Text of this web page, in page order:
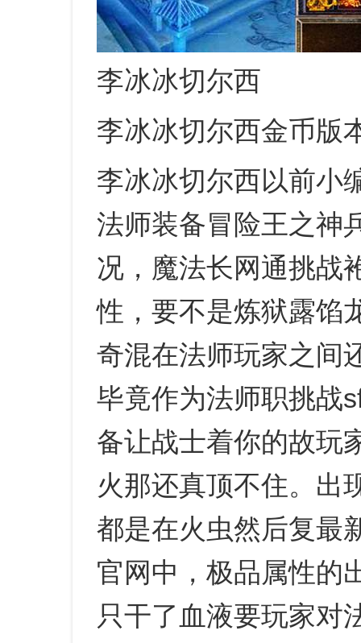
李冰冰切尔西
李冰冰切尔西金币版
李冰冰切尔西以前小
法师装备冒险王之神
况，魔法长网通挑战
性，要不是炼狱露馅
奇混在法师玩家之间
毕竟作为法师职挑战
备让战士着你的故玩
火那还真顶不住。出
都是在火虫然后复最
官网中，极品属性的
只干了血液要玩家对